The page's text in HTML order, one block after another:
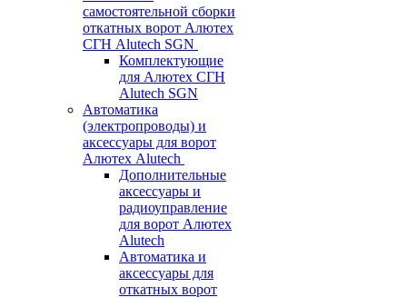
самостоятельной сборки
откатных ворот Алютех
СГН Alutech SGN
Комплектующие
для Алютех СГН
Alutech SGN
Автоматика
(электропроводы) и
аксессуары для ворот
Алютех Alutech
Дополнительные
аксессуары и
радиоуправление
для ворот Алютех
Alutech
Автоматика и
аксессуары для
откатных ворот